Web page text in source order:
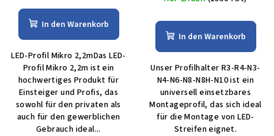
In den Warenkorb
LED-Profil Mikro 2,2mDas LED-
Profil Mikro 2,2m ist ein
hochwertiges Produkt für
Einsteiger und Profis, das
sowohl für den privaten als
auch für den gewerblichen
Gebrauch ideal...
In den Warenkorb
Unser Profilhalter R3-R4-N3-
N4-N6-N8-N8H-N10 ist ein
universell einsetzbares
Montageprofil, das sich ideal
für die Montage von LED-
Streifen eignet.